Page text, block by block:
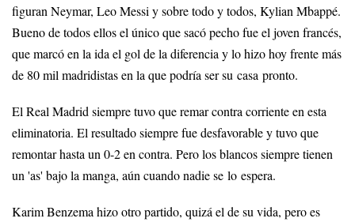
figuran Neymar, Leo Messi y sobre todo y todos, Kylian Mbappé.
Bueno de todos ellos el único que sacó pecho fue el joven francés,
que marcó en la ida el gol de la diferencia y lo hizo hoy frente más
de 80 mil madridistas en la que podría ser su casa pronto.
El Real Madrid siempre tuvo que remar contra corriente en esta
eliminatoria. El resultado siempre fue desfavorable y tuvo que
remontar hasta un 0-2 en contra. Pero los blancos siempre tienen
un 'as' bajo la manga, aún cuando nadie se lo espera.
Karim Benzema hizo otro partido, quizá el de su vida, pero es